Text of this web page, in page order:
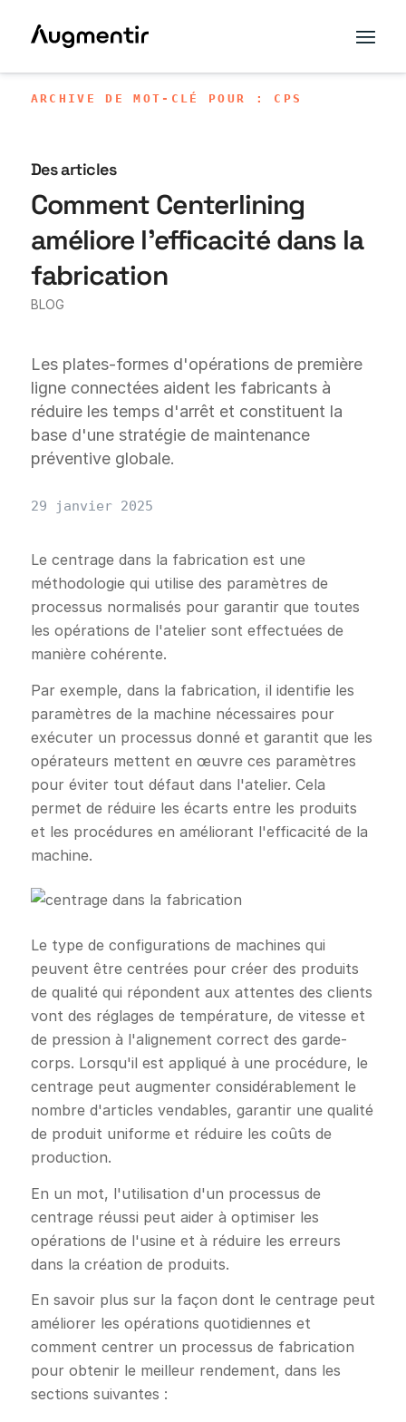
ARCHIVE DE MOT-CLÉ POUR : CPS
Des articles
Comment Centerlining
améliore l'efficacité dans la
fabrication
BLOG
Les plates-formes d'opérations de première
ligne connectées aident les fabricants à
réduire les temps d'arrêt et constituent la
base d'une stratégie de maintenance
préventive globale.
29 janvier 2025
Le centrage dans la fabrication est une
méthodologie qui utilise des paramètres de
processus normalisés pour garantir que toutes
les opérations de l'atelier sont effectuées de
manière cohérente.
Par exemple, dans la fabrication, il identifie les
paramètres de la machine nécessaires pour
exécuter un processus donné et garantit que les
opérateurs mettent en œuvre ces paramètres
pour éviter tout défaut dans l'atelier. Cela
permet de réduire les écarts entre les produits
et les procédures en améliorant l'efficacité de la
machine.
Le type de configurations de machines qui
peuvent être centrées pour créer des produits
de qualité qui répondent aux attentes des clients
vont des réglages de température, de vitesse et
de pression à l'alignement correct des garde-
corps. Lorsqu'il est appliqué à une procédure, le
centrage peut augmenter considérablement le
nombre d'articles vendables, garantir une qualité
de produit uniforme et réduire les coûts de
production.
En un mot, l'utilisation d'un processus de
centrage réussi peut aider à optimiser les
opérations de l'usine et à réduire les erreurs
dans la création de produits.
En savoir plus sur la façon dont le centrage peut
améliorer les opérations quotidiennes et
comment centrer un processus de fabrication
pour obtenir le meilleur rendement, dans les
sections suivantes :